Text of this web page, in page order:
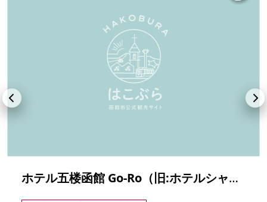
ホテル五楼函館 Go-Ro（旧:ホテルシャロームイン）